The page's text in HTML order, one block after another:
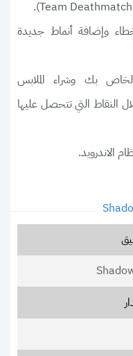
وإضافة أنماط جديدة
بك وشراء الملابس
النقاط التي تتحصل عليها
الاندرويد.